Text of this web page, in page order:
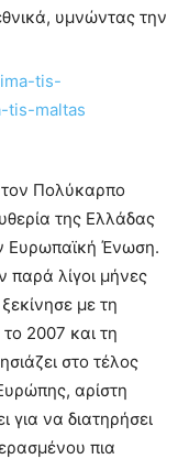
υμνώντας την
Πολύκαρπο
της Ελλάδας
Ευρωπαϊκή Ένωση.
παρά λίγοι μήνες
με τη
2007 και τη
στο τέλος
αρίστη
για να διατηρήσει
πια